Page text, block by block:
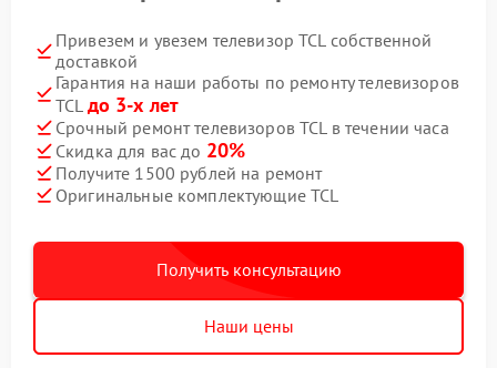
Привезем и увезем телевизор TCL собственной
доставкой
Гарантия на наши работы по ремонту телевизоров
TCL до 3-х лет
Срочный ремонт телевизоров TCL в течении часа
Скидка для вас до 20%
Получите 1500 рублей на ремонт
Оригинальные комплектующие TCL
Получить консультацию
Наши цены